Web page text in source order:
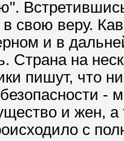
в свою веру.
и в
на
пишут, что
и жен, а
с